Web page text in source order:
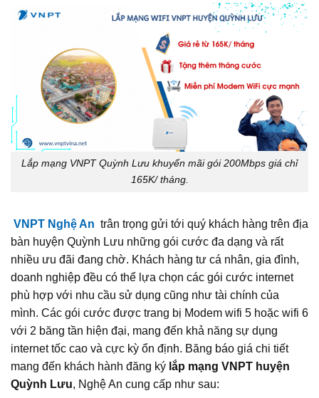
Lắp mạng VNPT Quỳnh Lưu khuyến mãi gói 200Mbps giá chỉ
165K/ tháng.
VNPT Nghệ An trân trọng gửi tới quý khách hàng trên địa
bàn huyện Quỳnh Lưu những gói cước đa dạng và rất
nhiều ưu đãi đang chờ. Khách hàng tư cá nhân, gia đình,
doanh nghiệp đều có thể lựa chọn các gói cước internet
phù hợp với nhu cầu sử dụng cũng như tài chính của
mình. Các gói cước được trang bị Modem wifi 5 hoặc wifi 6
với 2 băng tần hiện đại, mang đến khả năng sự dụng
internet tốc cao và cực kỳ ổn định. Băng báo giá chi tiết
mang đến khách hành đăng ký lắp mạng VNPT huyện
Quỳnh Lưu, Nghệ An cung cấp như sau: